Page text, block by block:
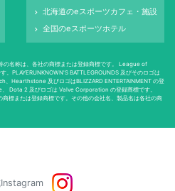
keyboard_arrow_right 北海道のeスポーツカフェ・施設
keyboard_arrow_right 全国のeスポーツホテル
の名称は、各社の商標または登録商標です。 League of
PLAYERUNKNOWN'S BATTLEGROUNDS 及びそのロゴは
Hearthstone 及びロゴはBLIZZARD ENTERTAINMENT の登
Dota 2 及びロゴは Valve Corporation の登録商標です。
標または登録商標です。その他の会社名、製品名は各社の商